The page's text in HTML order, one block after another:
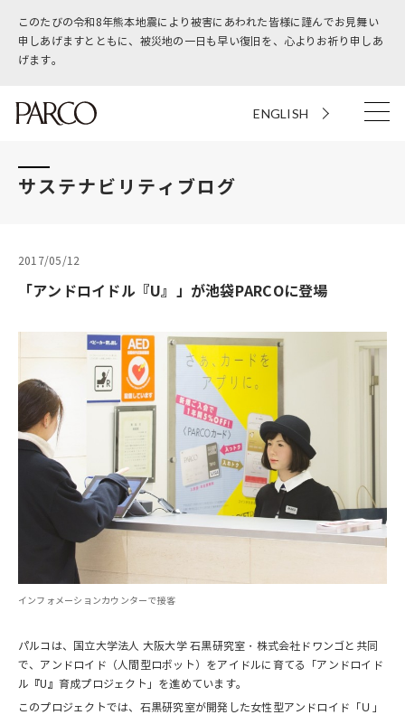
このたびの令和8年熊本地震により被害にあわれた皆様に謹んでお見舞い
申しあげますとともに、被災地の一日も早い復旧を、心よりお祈り申しあ
げます。
ENGLISH
サステナビリティブログ
2017/05/12
「アンドロイドル『U』」が池袋PARCOに登場
インフォメーションカウンターで接客
パルコは、国立大学法人 大阪大学 石黒研究室・株式会社ドワンゴと共同
で、アンドロイド（人間型ロボット）をアイドルに育てる「アンドロイド
ル『U』育成プロジェクト」を進めています。
このプロジェクトでは、石黒研究室が開発した女性型アンドロイド「Ｕ」